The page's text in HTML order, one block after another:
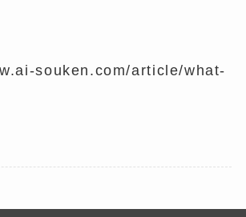
souken.com/article/what-